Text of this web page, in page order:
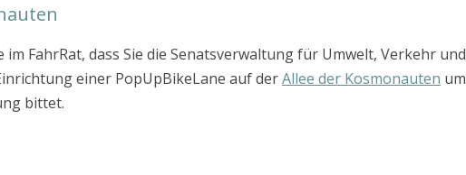
im FahrRat, dass Sie die Senatsverwaltung für Umwelt, Verkehr und
einer PopUpBikeLane auf derAllee der Kosmonauten um
bittet.